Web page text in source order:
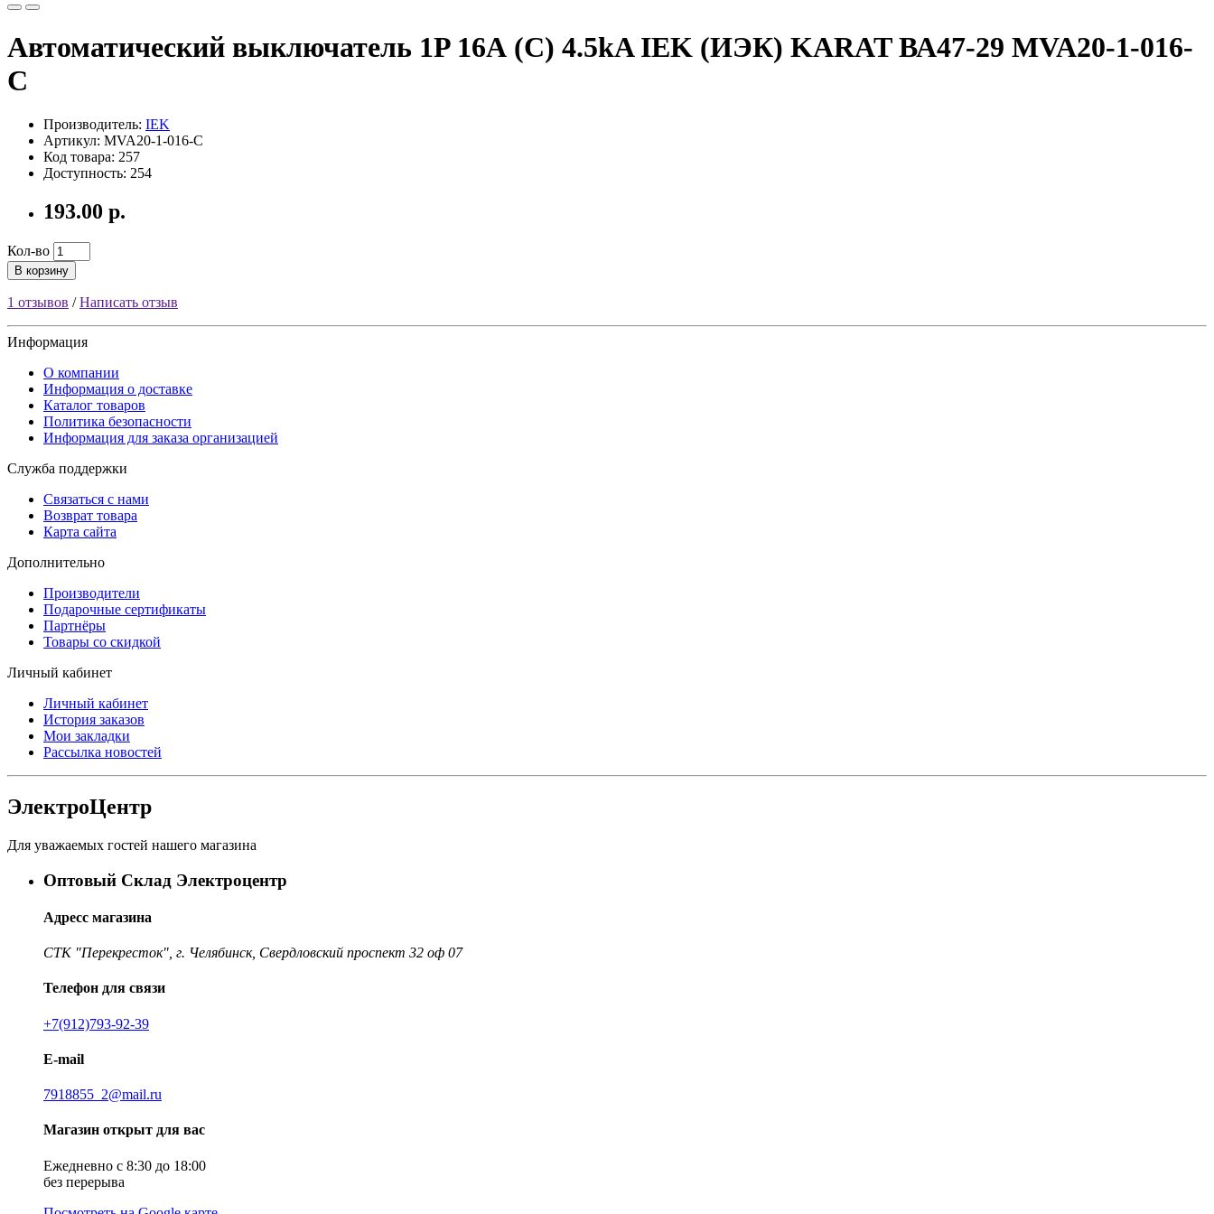
Автоматический выключатель 1P 16А (C) 4.5kA IEK (ИЭК) KARAT ВА47-29 MVA20-1-016-
C
Производитель: IEK
Артикул: MVA20-1-016-C
Код товара: 257
Доступность: 254
193.00 р.
Кол-во
В корзину
1 отзывов /Написать отзыв
Информация
О компании
Информация о доставке
Каталог товаров
Политика безопасности
Информация для заказа организацией
Служба поддержки
Связаться с нами
Возврат товара
Карта сайта
Дополнительно
Производители
Подарочные сертификаты
Партнёры
Товары со скидкой
Личный кабинет
Личный кабинет
История заказов
Мои закладки
Рассылка новостей
ЭлектроЦентр
Для уважаемых гостей нашего магазина
Оптовый Склад Электроцентр
Адресс магазина
СТК "Перекресток", г. Челябинск, Свердловский проспект 32 оф 07
Телефон для связи
+7(912)793-92-39
E-mail
7918855_2@mail.ru
Магазин открыт для вас
Ежедневно с 8:30 до 18:00
без перерыва